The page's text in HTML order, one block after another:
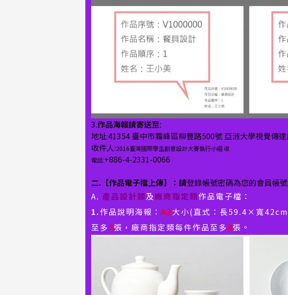
3.作品海報請寄送至:
地址:41354 臺中市霧峰區柳豐路500號 亞洲大學視覺傳
收件人 :2016臺灣國際學生創意設計大賽執行小組 收
電話:+886-4-2331-0066
二. 【作品電子檔上傳】： 請登錄帳號密碼為您的會員帳
A. 產品設計類及廠商指定類作品電子檔：
1.作品說明海報： A2大小(直式：長59.4×寬
至多3張，廠商指定類每件作品至多4張。